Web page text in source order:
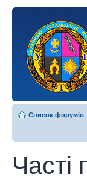
Список форумів
Часті